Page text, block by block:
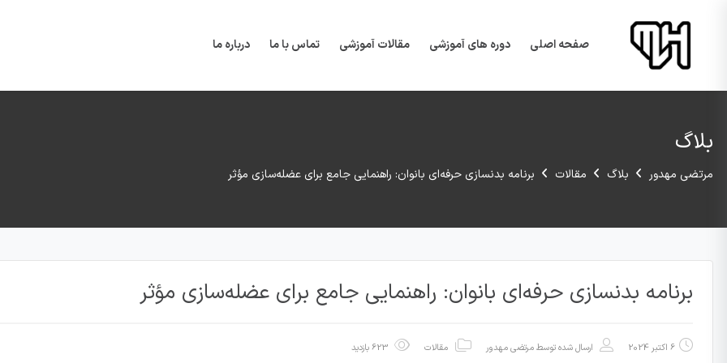
صفحه اصلی دوره های آموزشی مقالات آموزشی تماس با ما درباره ما
بلاگ
مرتضی مهدور بلاگ مقالات برنامه بدنسازی حرفه‌ای بانوان: راهنمایی جامع برای عضله‌سازی مؤثر
برنامه بدنسازی حرفه‌ای بانوان: راهنمایی جامع برای عضله‌سازی مؤثر
6 اکتبر 2024 ارسال شده توسطمرتضی مهدور مقالات